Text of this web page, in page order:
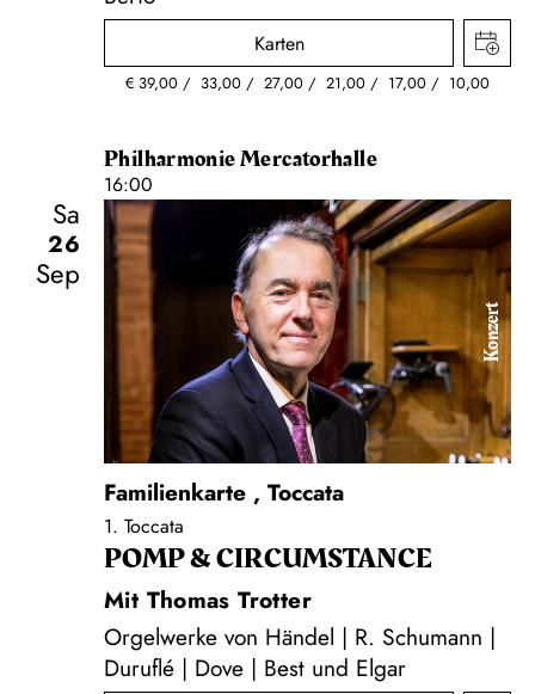
Karten
€ 39,00 33,00 27,00 21,00 17,00 10,00
Philharmonie Mercatorhalle
16:00
Sa
26
Sep
Konzert
Familienkarte , Toccata
1. Toccata
POMP & CIRCUMSTANCE
Mit Thomas Trotter
Orgelwerke von Händel | R. Schumann |
Duruflé | Dove | Best und Elgar